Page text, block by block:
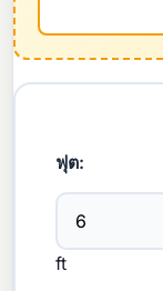
ฟุต:
ft